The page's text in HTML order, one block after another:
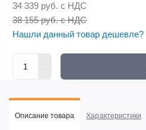
34 339 руб. с НДС
38 155 руб. с НДС
Нашли данный товар дешевле?
Описание товара Характеристики